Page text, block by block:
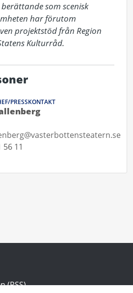
som scenisk
har förutom
projektstöd från Region
Kulturråd.
PRESSKONTAKT
56 11
(RSS)